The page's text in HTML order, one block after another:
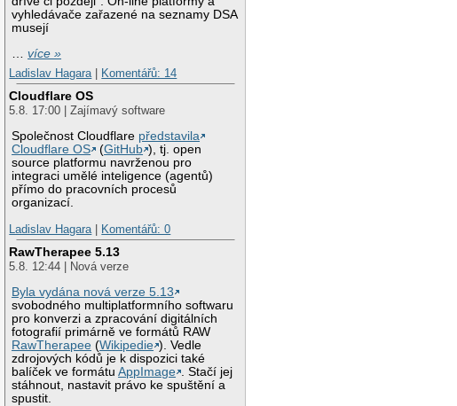
vyhledávače zařazené na seznamy DSA
musejí
…více »
Ladislav Hagara | Komentářů: 14
Cloudflare OS
5.8. 17:00 | Zajímavý software
Společnost Cloudflare představila
Cloudflare OS
(GitHub ), tj. open
source platformu navrženou pro
integraci umělé inteligence (agentů)
přímo do pracovních procesů
organizací.
Ladislav Hagara | Komentářů: 0
RawTherapee 5.13
5.8. 12:44 | Nová verze
Byla vydána nová verze 5.13
svobodného multiplatformního softwaru
pro konverzi a zpracování digitálních
fotografií primárně ve formátů RAW
RawTherapee (Wikipedie ). Vedle
zdrojových kódů je k dispozici také
balíček ve formátuAppImage
. Stačí jej
stáhnout, nastavit právo ke spuštění a
spustit.